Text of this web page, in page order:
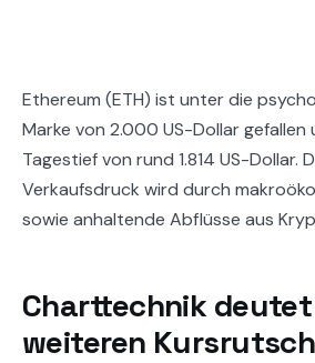
Ethereum (ETH) ist unter die
Marke von 2.000 US-Dollar gefallen
Tagestief von rund 1.814 US-Dollar.
Verkaufsdruck wird durch
sowie anhaltende Abflüsse aus
Charttechnik
weiteren Kursrutsch